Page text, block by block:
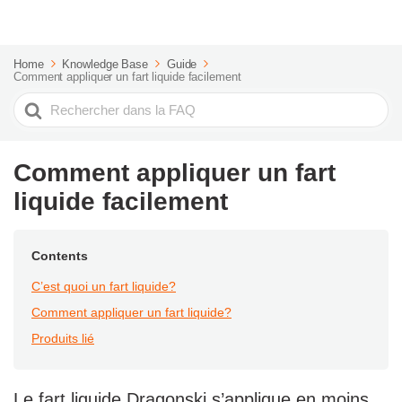
Home Knowledge Base
Guide
Comment appliquer un fart liquide facilement
Rechercher
Comment appliquer un fart
liquide facilement
Contents
C’est quoi un fart liquide?
Comment appliquer un fart liquide?
Produits lié